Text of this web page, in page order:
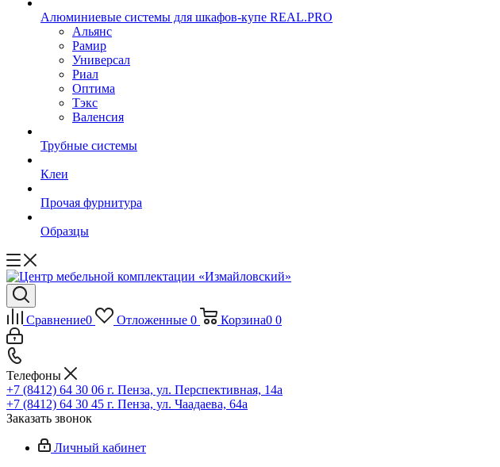
Алюминиевые системы для шкафов-купе REAL.PRO
Альянс
Рамир
Универсал
Риал
Оптима
Тэкс
Валенсия
Трубные системы
Клеи
Прочая фурнитура
Образцы
Сравнение0 Отложенные 0 Корзина0 0
Телефоны
+7 (8412) 64 30 06 г. Пенза, ул. Перспективная, 14а
+7 (8412) 64 30 45 г. Пенза, ул. Чаадаева, 64а
Заказать звонок
Личный кабинет